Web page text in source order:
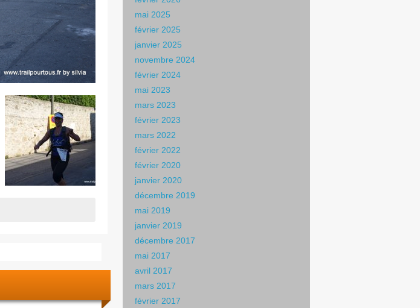
mai 2025
février 2025
janvier 2025
novembre 2024
février 2024
mai 2023
mars 2023
février 2023
mars 2022
février 2022
février 2020
janvier 2020
décembre 2019
mai 2019
janvier 2019
décembre 2017
mai 2017
avril 2017
mars 2017
février 2017